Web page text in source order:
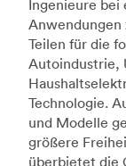
Ingenieure bei
Anwendungen
Teilen für die
Autoindustrie,
Technologie.
und Modelle
größere
überbietet die